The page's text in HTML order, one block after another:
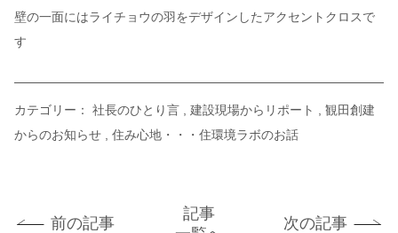
壁の一面にはライチョウの羽をデザインしたアクセントクロスで
す
カテゴリー： 社長のひとり言 建設現場からリポート
観田創建
からのお知らせ
住み心地・・・住環境ラボのお話
前の記事
記事
次の記事